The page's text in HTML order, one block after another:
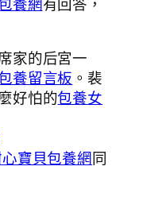
家的后宮一
養留言板 。裴
好怕的包養女
寶貝包養網同